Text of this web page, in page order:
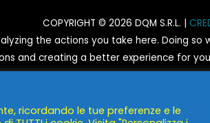
COPYRIGHT © 2026 DQM S.R.L. |
the actions you take here. Doing
and creating a better experience for
POWERED BYDQM S.R.L.
ricordando le tue preferenze e le